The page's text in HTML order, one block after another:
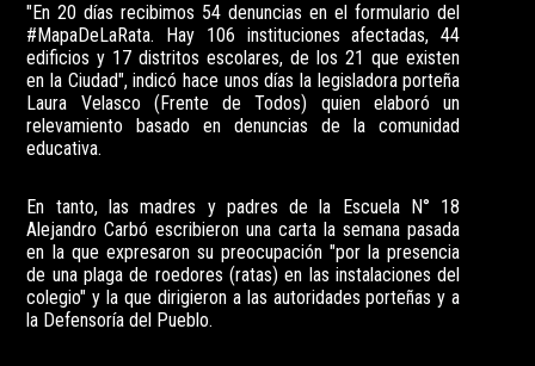
"En 20 días recibimos 54 denuncias en el formulario del
#MapaDeLaRata. Hay 106 instituciones afectadas, 44
edificios y 17 distritos escolares, de los 21 que existen
en la Ciudad", indicó hace unos días la legisladora porteña
Laura Velasco (Frente de Todos) quien elaboró un
relevamiento basado en denuncias de la comunidad
educativa.
En tanto, las madres y padres de la Escuela N° 18
Alejandro Carbó escribieron una carta la semana pasada
en la que expresaron su preocupación "por la presencia
de una plaga de roedores (ratas) en las instalaciones del
colegio" y la que dirigieron a las autoridades porteñas y a
la Defensoría del Pueblo.